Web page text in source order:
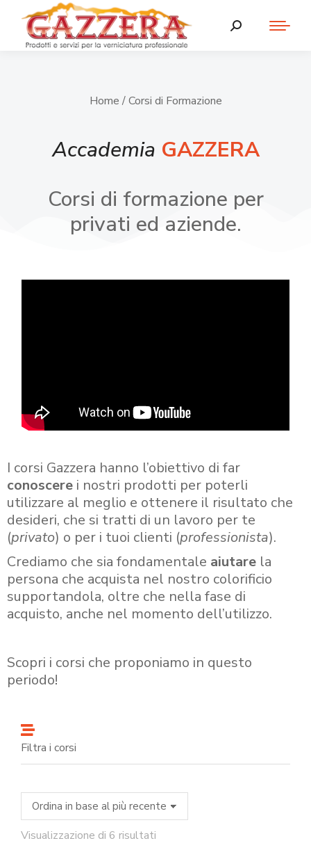
Home / Corsi di Formazione
Accademia GAZZERA
Corsi di formazione per
privati ed aziende.
I corsi Gazzera hanno l’obiettivo di far
conoscere i nostri prodotti per poterli
utilizzare al meglio e ottenere il risultato che
desideri, che si tratti di un lavoro per te
(privato) o per i tuoi clienti (professionista).
Crediamo che sia fondamentale aiutare la
persona che acquista nel nostro colorificio
supportandola, oltre che nella fase di
acquisto, anche nel momento dell’utilizzo.
Scopri i corsi che proponiamo in questo
periodo!
Filtra i corsi
Visualizzazione di 6 risultati